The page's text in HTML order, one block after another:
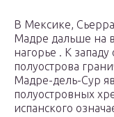
В Мексике,
Мадре дальше на
нагорье . К
полуострова
Мадре-дель-Сур
полуостровных
испанского